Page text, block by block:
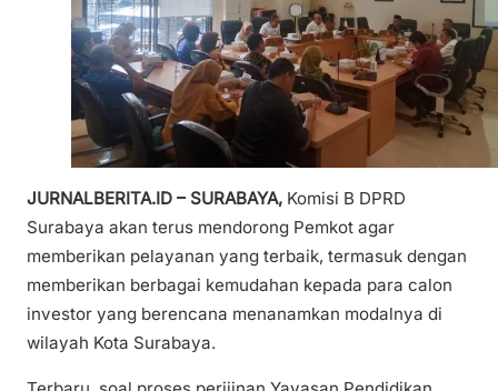
JURNALBERITA.ID – SURABAYA, Komisi B DPRD
Surabaya akan terus mendorong Pemkot agar
memberikan pelayanan yang terbaik, termasuk dengan
memberikan berbagai kemudahan kepada para calon
investor yang berencana menanamkan modalnya di
wilayah Kota Surabaya.